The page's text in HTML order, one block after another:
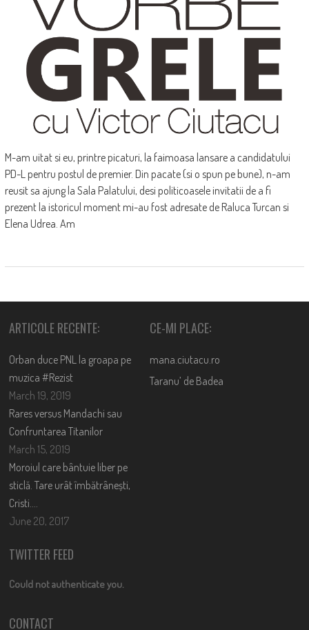
M-am uitat si eu, printre picaturi, la faimoasa lansare a candidatului
PD-L pentru postul de premier. Din pacate (si o spun pe bune), n-am
reusit sa ajung la Sala Palatului, desi politicoasele invitatii de a fi
prezent la istoricul moment mi-au fost adresate de Raluca Turcan si
Elena Udrea. Am
ARTICOLE RECENTE:
Orban duce PNL la groapa pe
muzica #Rezist
March 19, 2019
Rares versus Mandachi sau
Confruntarea Titanilor
March 15, 2019
Moroiul care bântuie liber pe
sticlă. Tare urât îmbătrânești,
Cristi….
June 20, 2017
CE-MI PLACE:
mana.ciutacu.ro
Taranu’ de Badea
TWITTER FEED
Could not authenticate you.
CONTACT